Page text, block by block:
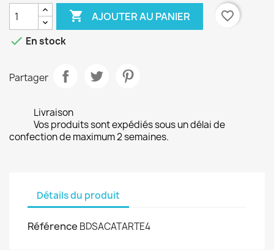
 AJOUTER AU PANIER
favorite_border
 En stock
Partager
Livraison
Vos produits sont expédiés sous un délai de
confection de maximum 2 semaines.
Détails du produit
Référence BDSACATARTE4